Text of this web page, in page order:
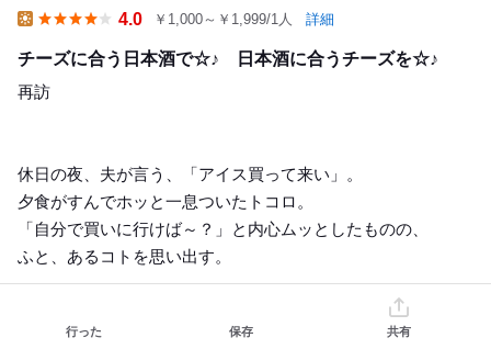
4.0 ￥1,000～￥1,999/1人 詳細
チーズに合う日本酒で☆♪ 日本酒に合うチーズを☆♪
再訪
休日の夜、夫が言う、「アイス買って来い」。
夕食がすんでホッと一息ついたトコロ。
「自分で買いに行けば～？」と内心ムッとしたものの、
ふと、あるコトを思い出す。
そういえば、フロマジェリー＆チーズバルの【カゼウス】さ
行った 保存 共有